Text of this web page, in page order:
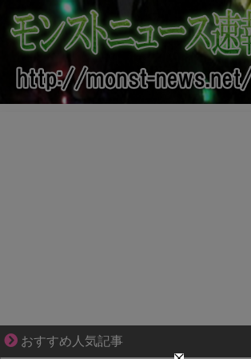
おすすめ人気記事
恋は疑惑に染まり、狂気へ変わる